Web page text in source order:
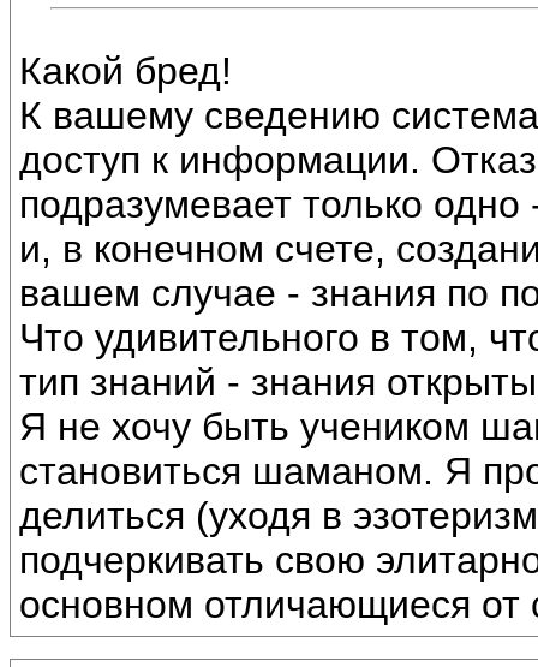
Какой бред!
К вашему сведению
доступ к информации.
подразумевает только одно
и, в конечном счете,
вашем случае - знания по
Что удивительного в том,
тип знаний - знания
Я не хочу быть учеником
становиться шаманом. Я
делиться (уходя в
подчеркивать свою
основном отличающиеся от